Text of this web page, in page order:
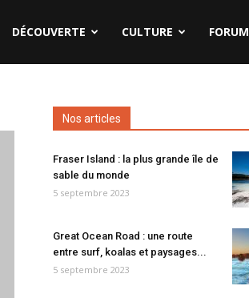
DÉCOUVERTE CULTURE FORUM
Nos articles
Fraser Island : la plus grande île de
sable du monde
5 septembre 2023
Great Ocean Road : une route
entre surf, koalas et paysages...
5 septembre 2023